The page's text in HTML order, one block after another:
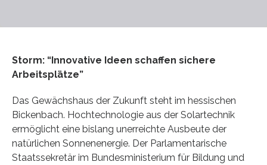
Storm: “Innovative Ideen schaffen sichere
Arbeitsplätze”
Das Gewächshaus der Zukunft steht im hessischen
Bickenbach. Hochtechnologie aus der Solartechnik
ermöglicht eine bislang unerreichte Ausbeute der
natürlichen Sonnenenergie. Der Parlamentarische
Staatssekretär im Bundesministerium für Bildung und